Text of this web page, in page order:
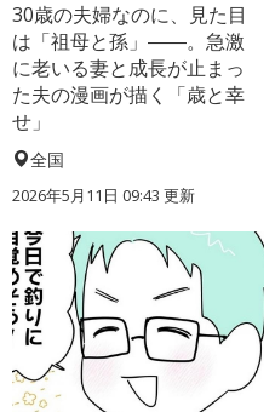
30歳の夫婦なのに、見た目
は「祖母と孫」――。急激
に老いる妻と成長が止まっ
た夫の漫画が描く「歳と幸
せ」
全国
2026年5月11日 09:43 更新